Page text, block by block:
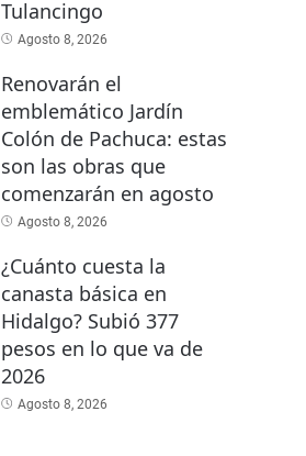
Tulancingo
Agosto 8, 2026
Renovarán el
emblemático Jardín
Colón de Pachuca: estas
son las obras que
comenzarán en agosto
Agosto 8, 2026
¿Cuánto cuesta la
canasta básica en
Hidalgo? Subió 377
pesos en lo que va de
2026
Agosto 8, 2026